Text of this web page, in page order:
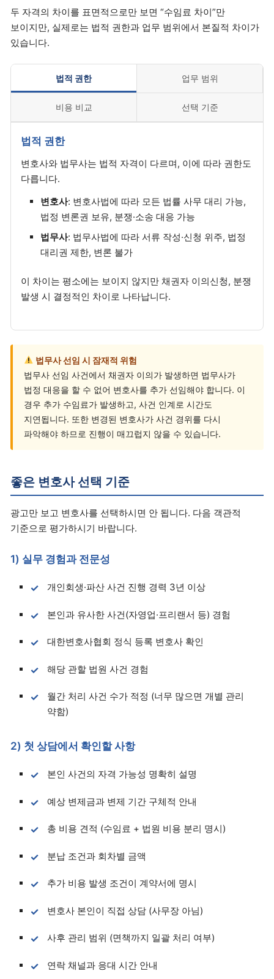
두 자격의 차이를 표면적으로만 보면 “수임료 차이”만
보이지만, 실제로는 법적 권한과 업무 범위에서 본질적 차이가
있습니다.
법적 권한 업무 범위
비용 비교 선택 기준
법적 권한
변호사와 법무사는 법적 자격이 다르며, 이에 따라 권한도
다릅니다.
변호사: 변호사법에 따라 모든 법률 사무 대리 가능,
법정 변론권 보유, 분쟁·소송 대응 가능
법무사: 법무사법에 따라 서류 작성·신청 위주, 법정
대리권 제한, 변론 불가
이 차이는 평소에는 보이지 않지만 채권자 이의신청, 분쟁
발생 시 결정적인 차이로 나타납니다.
법무사 선임 시 잠재적 위험
법무사 선임 사건에서 채권자 이의가 발생하면 법무사가
법정 대응을 할 수 없어 변호사를 추가 선임해야 합니다. 이
경우 추가 수임료가 발생하고, 사건 인계로 시간도
지연됩니다. 또한 변경된 변호사가 사건 경위를 다시
파악해야 하므로 진행이 매끄럽지 않을 수 있습니다.
좋은 변호사 선택 기준
광고만 보고 변호사를 선택하시면 안 됩니다. 다음 객관적
기준으로 평가하시기 바랍니다.
1) 실무 경험과 전문성
개인회생·파산 사건 진행 경력 3년 이상
본인과 유사한 사건(자영업·프리랜서 등) 경험
대한변호사협회 정식 등록 변호사 확인
해당 관할 법원 사건 경험
월간 처리 사건 수가 적정 (너무 많으면 개별 관리
약함)
2) 첫 상담에서 확인할 사항
본인 사건의 자격 가능성 명확히 설명
예상 변제금과 변제 기간 구체적 안내
총 비용 견적 (수임료 + 법원 비용 분리 명시)
분납 조건과 회차별 금액
추가 비용 발생 조건이 계약서에 명시
변호사 본인이 직접 상담 (사무장 아님)
사후 관리 범위 (면책까지 일괄 처리 여부)
연락 채널과 응대 시간 안내